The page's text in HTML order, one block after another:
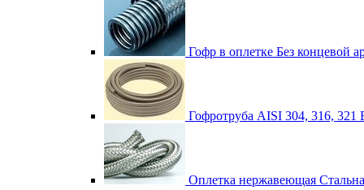
Гофр в оплетке Без концевой
Гофротруба AISI 304, 316, 321
Оплетка нержавеющая